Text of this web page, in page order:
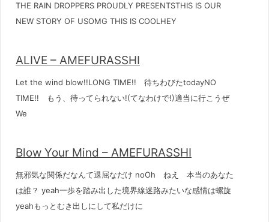
THE RAIN DROPPERS PROUDLY PRESENTSTHIS IS OUR
NEW STORY OF USOMG THIS IS COOLHEY
ALIVE – AMEFURASSHI
Let the wind blow!!LONG TIME!! 待ちわびたtodayNO
TIME!! もう、待ってられない!(てなわけで!)適当に行こうぜ
We
Blow Your Mind – AMEFURASSHI
無邪気な関係だなんて退屈なだけ noOh ねえ 本当のあなた
は誰？ yeah一歩を踏み出した境界線迷路みたいな感情は螺旋
yeahもっとむき出しにして私だけに